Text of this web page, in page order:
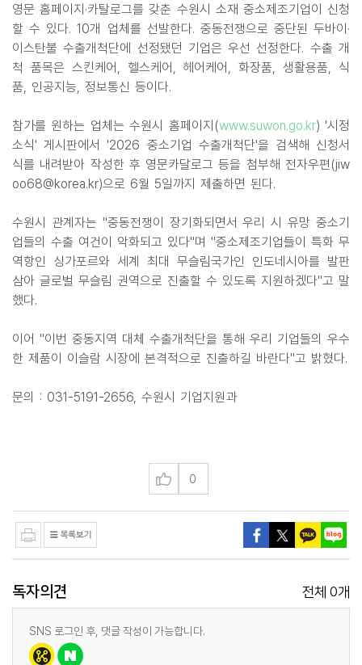
영문 홈페이지·카탈로그를 갖춘 수원시 소재 중소제조기업이 신청
할 수 있다. 10개 업체를 선발한다. 중동전쟁으로 중단된 두바이·
이스탄불 수출개척단에 선정됐던 기업은 우선 선정한다. 수출 개
척 품목은 스킨케어, 헬스케어, 헤어케어, 화장품, 생활용품, 식
품, 인공지능, 정보통신 등이다.
참가를 원하는 업체는 수원시 홈페이지(www.suwon.go.kr) '시정
소식' 게시판에서 '2026 중소기업 수출개척단'을 검색해 신청서
식를 내려받아 작성한 후 영문카달로그 등을 첨부해 전자우편(jiw
oo68@korea.kr)으로 6월 5일까지 제출하면 된다.
수원시 관계자는 "중동전쟁이 장기화되면서 우리 시 유망 중소기
업들의 수출 여건이 악화되고 있다"며 "중소제조기업들이 특화 무
역항인 싱가포르와 세계 최대 무슬림국가인 인도네시아를 발판
삼아 글로벌 무슬림 권역으로 진출할 수 있도록 지원하겠다"고 말
했다.
이어 "이번 중동지역 대체 수출개척단을 통해 우리 기업들의 우수
한 제품이 이슬람 시장에 본격적으로 진출하길 바란다"고 밝혔다.
문의 : 031-5191-2656, 수원시 기업지원과
0
독자의견 전체 0개
SNS 로그인 후, 댓글 작성이 가능합니다.